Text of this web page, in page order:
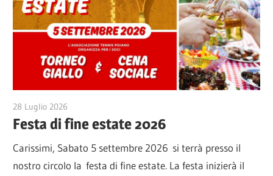
28 Luglio 2026
Festa di fine estate 2026
Carissimi, Sabato 5 settembre 2026 si terrà presso il
nostro circolo la festa di fine estate. La festa inizierà il